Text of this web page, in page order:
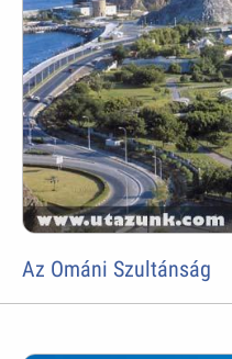
Az Ománi Szultánság